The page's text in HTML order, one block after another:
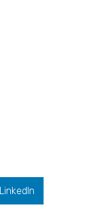
LinkedIn